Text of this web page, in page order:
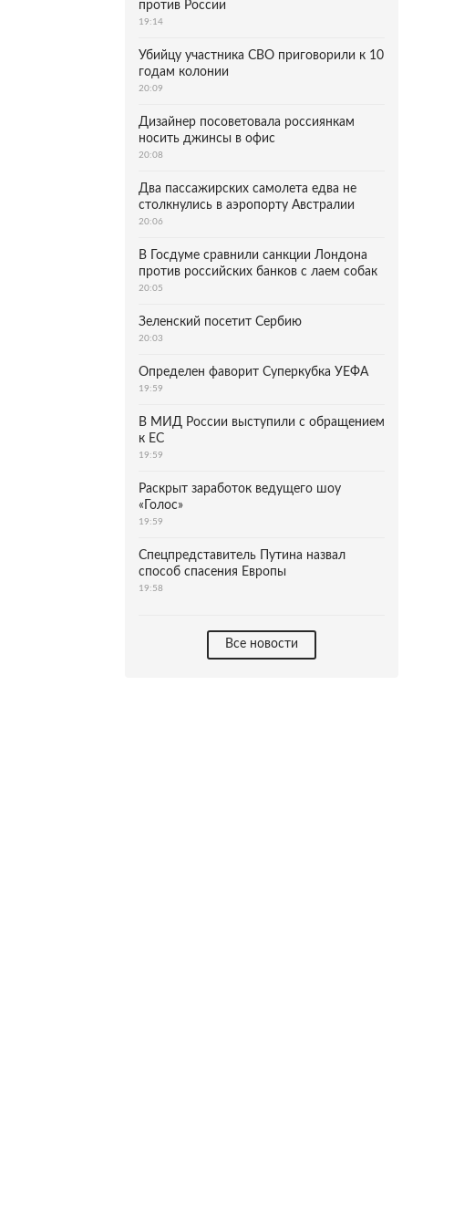
против России
19:14
Убийцу участника СВО приговорили к 10
годам колонии
20:09
Дизайнер посоветовала россиянкам
носить джинсы в офис
20:08
Два пассажирских самолета едва не
столкнулись в аэропорту Австралии
20:06
В Госдуме сравнили санкции Лондона
против российских банков с лаем собак
20:05
Зеленский посетит Сербию
20:03
Определен фаворит Суперкубка УЕФА
19:59
В МИД России выступили с обращением
к ЕС
19:59
Раскрыт заработок ведущего шоу
«Голос»
19:59
Спецпредставитель Путина назвал
способ спасения Европы
19:58
Все новости